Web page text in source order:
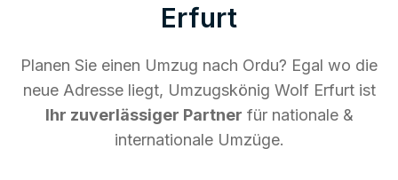
Erfurt
Planen Sie einen Umzug nach Ordu? Egal wo die
neue Adresse liegt, Umzugskönig Wolf Erfurt ist
Ihr zuverlässiger Partner für nationale &
internationale Umzüge.